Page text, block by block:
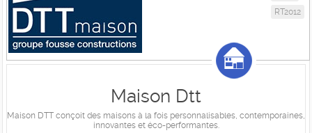
RT2012
Maison Dtt
Maison DTT conçoit des maisons à la fois personnalisables, contemporaines,
innovantes et éco-performantes.